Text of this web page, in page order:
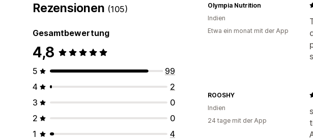
Rezensionen (105)
Gesamtbewertung
4,8
5
99
4
2
3
0
2
0
1
4
Olympia Nutrition
Indien
Etwa ein monat mit der App
ROOSHY
Indien
24 tage mit der App